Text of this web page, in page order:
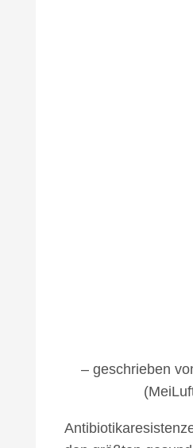
– geschrieben